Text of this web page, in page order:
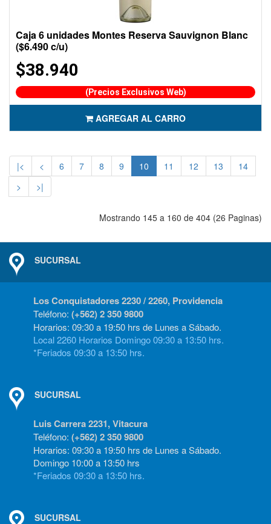
Caja 6 unidades Montes Reserva Sauvignon Blanc
($6.490 c/u)
$38.940
(Precios Exclusivos Web)
AGREGAR AL CARRO
|< < 6 7 8 9 10 11 12 13
14
>
>|
Mostrando 145 a 160 de 404 (26 Paginas)
SUCURSAL
Los Conquistadores 2230 / 2260, Providencia
Teléfono: (+562) 2 350 9800
Horarios: 09:30 a 19:50 hrs de Lunes a Sábado.
Local 2260 Horarios Domingo 09:30 a 13:50 hrs.
*Feriados 09:30 a 13:50 hrs.
SUCURSAL
Luis Carrera 2231, Vitacura
Teléfono: (+562) 2 350 9800
Horarios: 09:30 a 19:50 hrs de Lunes a Sábado.
Domingo 10:00 a 13:50 hrs
*Feriados 09:30 a 13:50 hrs.
SUCURSAL